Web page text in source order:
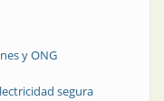
y ONG
segura